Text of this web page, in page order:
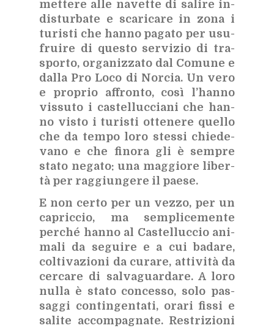
met­te­re alle na­vet­te di sa­li­re in­
di­stur­ba­te e sca­ri­ca­re in zona i
tu­ri­sti che han­no pa­ga­to per usu­
frui­re di que­sto ser­vi­zio di tra­
spor­to, or­ga­niz­za­to dal Co­mu­ne e
dal­la Pro Loco di Nor­cia. Un vero
e pro­prio af­fron­to, così l’han­no
vis­su­to i ca­stel­luc­cia­ni che han­
no vi­sto i tu­ri­sti ot­te­ne­re quel­lo
che da tem­po loro stes­si chie­de­
va­no e che fi­no­ra gli è sem­pre
sta­to ne­ga­to: una mag­gio­re li­ber­
tà per rag­giun­ge­re il pae­se.
E non cer­to per un vez­zo, per un
ca­pric­cio, ma sem­pli­ce­men­te
per­ché han­no al Ca­stel­luc­cio ani­
ma­li da se­gui­re e a cui ba­da­re,
col­ti­va­zio­ni da cu­ra­re, at­ti­vi­tà da
cer­ca­re di sal­va­guar­da­re. A loro
nul­la è sta­to con­ces­so, solo pas­
sag­gi con­tin­gen­ta­ti, ora­ri fis­si e
sa­li­te ac­com­pa­gna­te. Re­stri­zio­ni